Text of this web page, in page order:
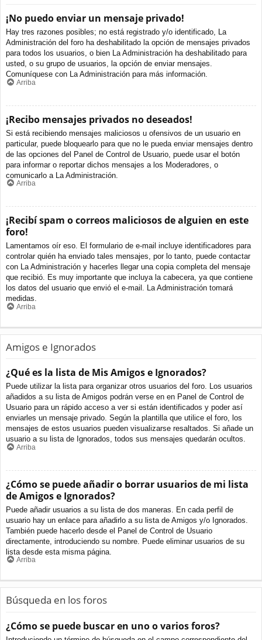
¡No puedo enviar un mensaje privado!
Hay tres razones posibles; no está registrado y/o identificado, La
Administración del foro ha deshabilitado la opción de mensajes privados
para todos los usuarios, o bien La Administración ha deshabilitado para
usted, o su grupo de usuarios, la opción de enviar mensajes.
Comuníquese con La Administración para más información.
Arriba
¡Recibo mensajes privados no deseados!
Si está recibiendo mensajes maliciosos u ofensivos de un usuario en
particular, puede bloquearlo para que no le pueda enviar mensajes dentro
de las opciones del Panel de Control de Usuario, puede usar el botón
para informar o reportar dichos mensajes a los Moderadores, o
comunicarlo a La Administración.
Arriba
¡Recibí spam o correos maliciosos de alguien en este
foro!
Lamentamos oír eso. El formulario de e-mail incluye identificadores para
controlar quién ha enviado tales mensajes, por lo tanto, puede contactar
con La Administración y hacerles llegar una copia completa del mensaje
que recibió. Es muy importante que incluya la cabecera, ya que contiene
los datos del usuario que envió el e-mail. La Administración tomará
medidas.
Arriba
Amigos e Ignorados
¿Qué es la lista de Mis Amigos e Ignorados?
Puede utilizar la lista para organizar otros usuarios del foro. Los usuarios
añadidos a su lista de Amigos podrán verse en en Panel de Control de
Usuario para un rápido acceso a ver si están identificados y poder así
enviarles un mensaje privado. Según la plantilla que utilice el foro, los
mensajes de estos usuarios pueden visualizarse resaltados. Si añade un
usuario a su lista de Ignorados, todos sus mensajes quedarán ocultos.
Arriba
¿Cómo se puede añadir o borrar usuarios de mi lista
de Amigos e Ignorados?
Puede añadir usuarios a su lista de dos maneras. En cada perfil de
usuario hay un enlace para añadirlo a su lista de Amigos y/o Ignorados.
También puede hacerlo desde el Panel de Control de Usuario
directamente, introduciendo su nombre. Puede eliminar usuarios de su
lista desde esta misma página.
Arriba
Búsqueda en los foros
¿Cómo se puede buscar en uno o varios foros?